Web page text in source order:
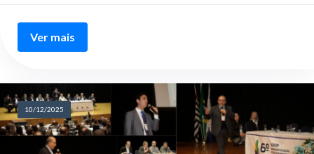
Ver mais
10/12/2025